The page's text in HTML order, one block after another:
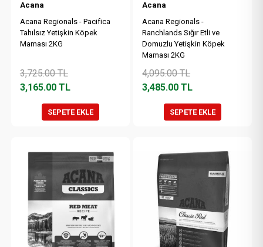
Acana
Acana Regionals - Pacifica
Tahılsız Yetişkin Köpek
Maması 2KG
3,725.00TL
3,165.00TL
SEPETE EKLE
Acana
Acana Regionals -
Ranchlands Sığır Etli ve
Domuzlu Yetişkin Köpek
Maması 2KG
4,095.00TL
3,485.00 TL
SEPETE EKLE